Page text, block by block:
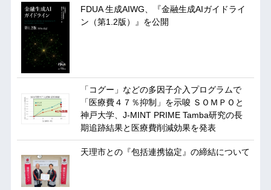
FDUA 生成AIWG、『金融生成AIガイドライ
ン（第1.2版）』を公開
「コグー」などの多因子介入プログラムで
「医療費４７％抑制」を示唆 ＳＯＭＰＯと
神戸大学、J-MINT PRIME Tamba研究の長
期追跡結果と医療費削減効果を発表
天理市との『包括連携協定』の締結について